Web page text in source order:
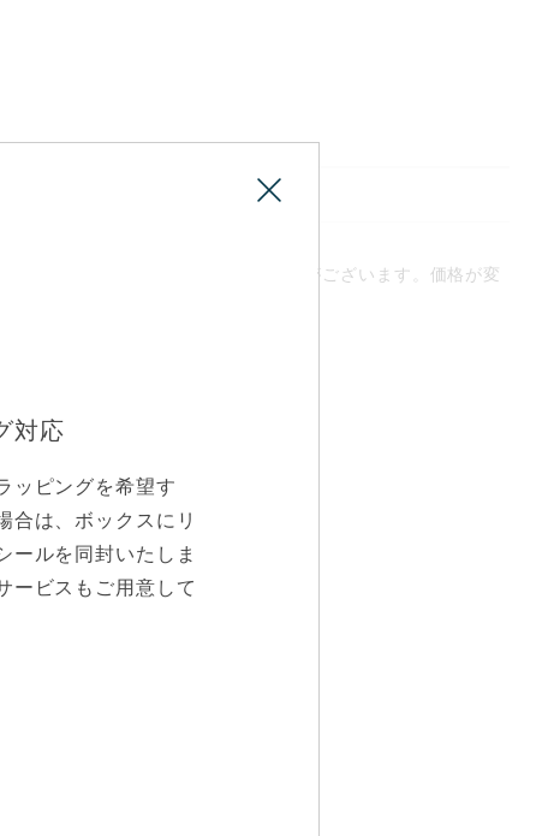
により、石の価格が前後する可能性がございます。価格が変
対応
ッピングを希望す
合は、ボックスにリ
ールを同封いたしま
ービスもご用意して